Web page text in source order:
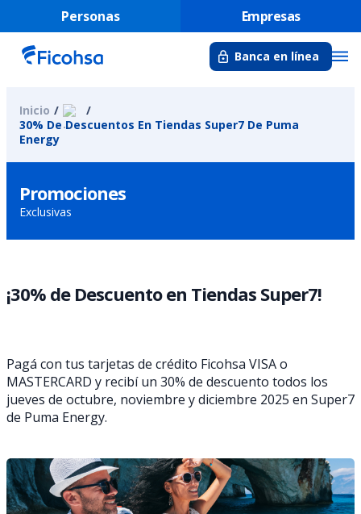
Personas Empresas
Banca en línea
Inicio
30% De Descuentos En Tiendas Super7 De Puma
Energy
Promociones
Exclusivas
¡30% de Descuento en Tiendas Super7!
Pagá con tus tarjetas de crédito Ficohsa VISA o
MASTERCARD y recibí un 30% de descuento todos los
jueves de octubre, noviembre y diciembre 2025 en Super7
de Puma Energy.